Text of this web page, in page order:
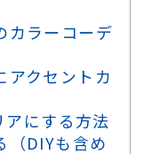
カラーコーデ
アクセントカ
にする方法
（DIYも含め